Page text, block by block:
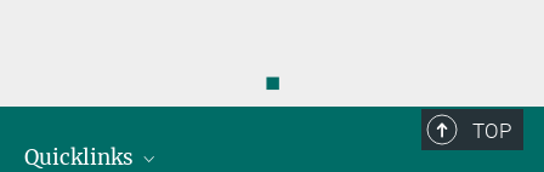
◼
TOP
Quicklinks